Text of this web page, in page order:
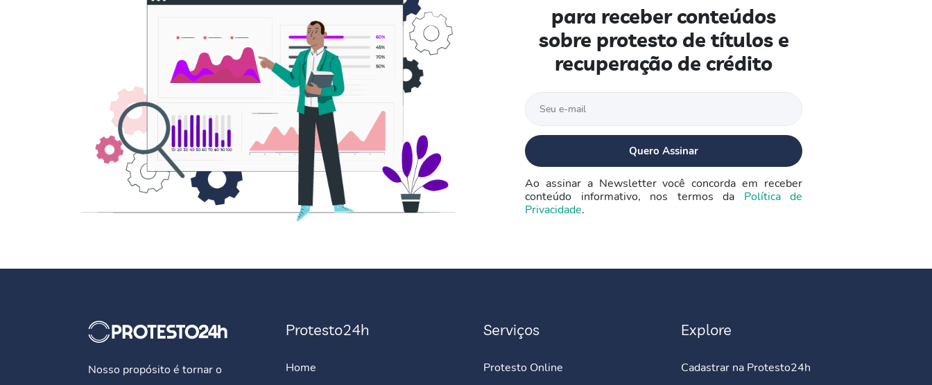
para receber conteúdos
sobre protesto de títulos e
recuperação de crédito
Ao assinar a Newsletter você concorda em receber
conteúdo informativo, nos termos da Política de
Privacidade.
Nosso propósito é tornar o
Protesto24h
Home
Serviços
Protesto Online
Explore
Cadastrar na Protesto24h